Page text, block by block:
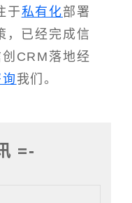
于私有化部署
，已经完成信
CRM落地经
我们。
=-